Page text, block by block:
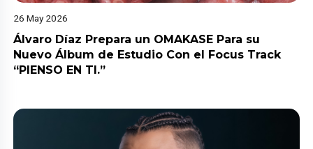
26 May 2026
Álvaro Díaz Prepara un OMAKASE Para su
Nuevo Álbum de Estudio Con el Focus Track
“PIENSO EN TI.”